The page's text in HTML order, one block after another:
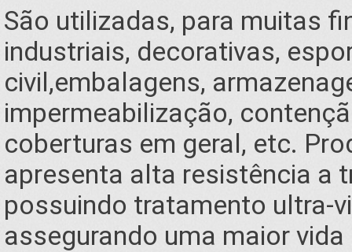
São utilizadas, para muitas
industriais, decorativas,
civil,embalagens,
impermeabilização,
coberturas em geral, etc.
apresenta alta resistência a
possuindo tratamento ultra-
assegurando uma maior